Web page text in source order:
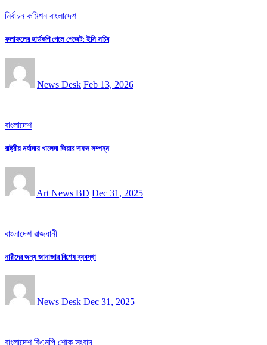
নির্বাচন কমিশন বাংলাদেশ
ফলাফলের হার্ডকপি পেলে গেজেট: ইসি সচিব
News Desk Feb 13, 2026
বাংলাদেশ
রাষ্ট্রীয় মর্যাদায় খালেদা জিয়ার দাফন সম্পন্ন
Art News BD Dec 31, 2025
বাংলাদেশ রাজধানী
নারীদের জন্য জানাজার বিশেষ ব্যবস্থা
News Desk Dec 31, 2025
বাংলাদেশ বিএনপি শোক সংবাদ